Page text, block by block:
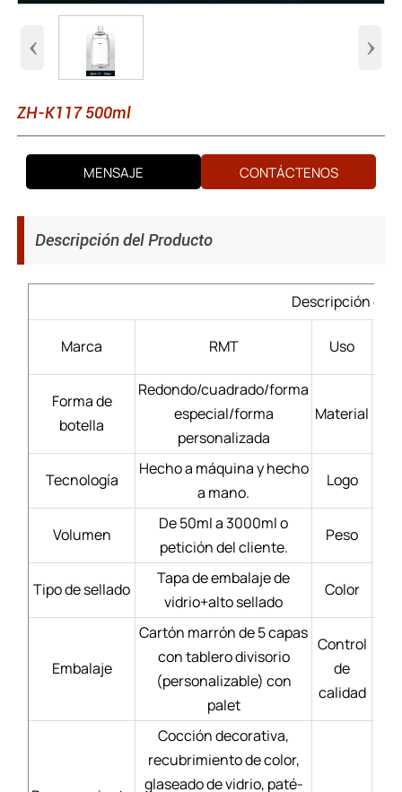
‹ ›
ZH-K117 500ml
MENSAJE CONTÁCTENOS
Descripción del Producto
Descripción del
Marca RMT Uso
Forma de
botella
Redondo/cuadrado/forma
especial/forma
personalizada
Material
Tecnología
Hecho a máquina y hecho
a mano.
Logo
Volumen
De 50ml a 3000ml o
petición del cliente.
Peso
Tipo de sellado
Tapa de embalaje de
vidrio+alto sellado
Color
Embalaje
Cartón marrón de 5 capas
con tablero divisorio
(personalizable) con
palet
Control
de
calidad
Cocción decorativa,
recubrimiento de color,
glaseado de vidrio, paté-